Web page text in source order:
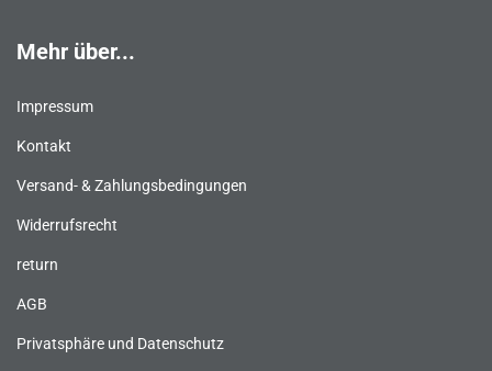
Mehr über...
Impressum
Kontakt
Versand- & Zahlungsbedingungen
Widerrufsrecht
return
AGB
Privatsphäre und Datenschutz